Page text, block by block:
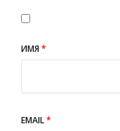
ИМЯ*
EMAIL*